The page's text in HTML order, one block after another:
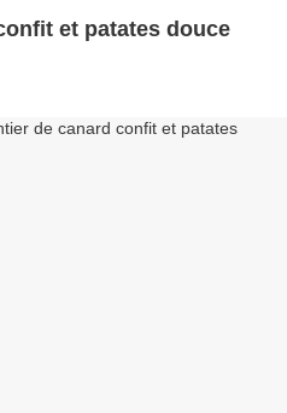
et patates douce